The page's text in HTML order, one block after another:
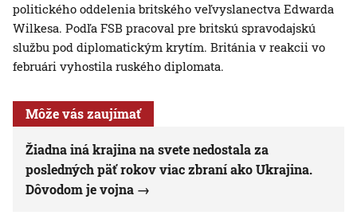
politického oddelenia britského veľvyslanectva Edwarda
Wilkesa. Podľa FSB pracoval pre britskú spravodajskú
službu pod diplomatickým krytím. Británia v reakcii vo
februári vyhostila ruského diplomata.
Môže vás zaujímať
Žiadna iná krajina na svete nedostala za
posledných päť rokov viac zbraní ako Ukrajina.
Dôvodom je vojna